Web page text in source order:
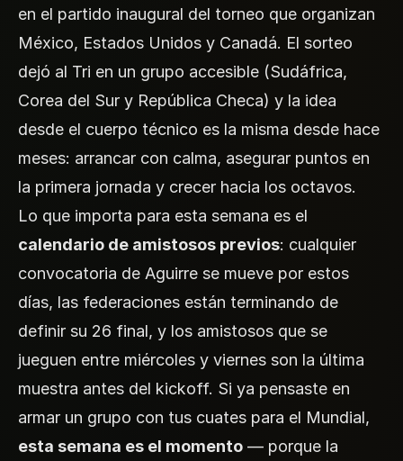
en el partido inaugural del torneo que organizan
México, Estados Unidos y Canadá. El sorteo
dejó al Tri en un grupo accesible (Sudáfrica,
Corea del Sur y República Checa) y la idea
desde el cuerpo técnico es la misma desde hace
meses: arrancar con calma, asegurar puntos en
la primera jornada y crecer hacia los octavos.
Lo que importa para esta semana es el
calendario de amistosos previos: cualquier
convocatoria de Aguirre se mueve por estos
días, las federaciones están terminando de
definir su 26 final, y los amistosos que se
jueguen entre miércoles y viernes son la última
muestra antes del kickoff. Si ya pensaste en
armar un grupo con tus cuates para el Mundial,
esta semana es el momento — porque la